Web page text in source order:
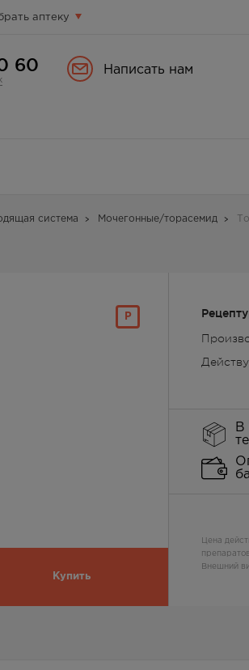
аптеку
60 Написать нам
система Мочегонные/торасемид
Р
Купить
В
Цена
Внешний